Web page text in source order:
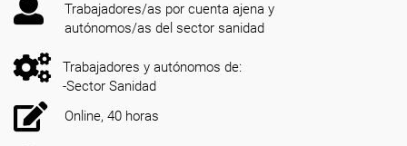
Trabajadores/as por cuenta ajena y
autónomos/as del sector sanidad
Trabajadores y autónomos de:
-Sector Sanidad
Online, 40 horas